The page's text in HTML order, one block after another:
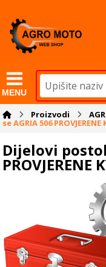
MENU
Proizvodi
se AGRIA 506 PROVJERENE
Dijelovi
PROVJERENE